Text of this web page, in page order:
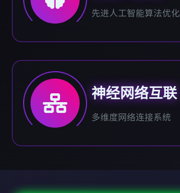
先进人工智能算法优化
神经网络互联
多维度网络连接系统